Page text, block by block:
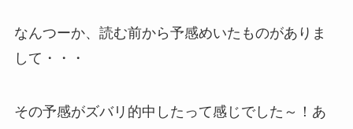
なんつーか、読む前から予感めいたものがありま
して・・・
その予感がズバリ的中したって感じでした～！あ